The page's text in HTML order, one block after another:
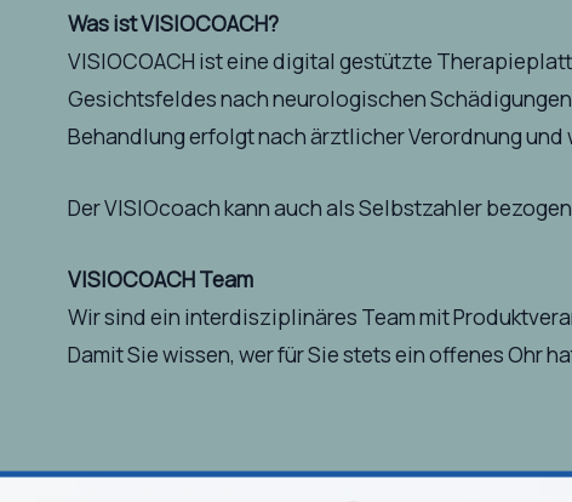
Was ist VISIOCOACH?
VISIOCOACH ist eine digital gestützte
Gesichtsfeldes nach neurologischen
Behandlung erfolgt nach ärztlicher Verordnung
Der VISIOcoach kann auch als Selbstzahler
VISIOCOACH Team
Wir sind ein interdisziplinäres Team mit
Damit Sie wissen, wer für Sie stets ein offenes Ohr